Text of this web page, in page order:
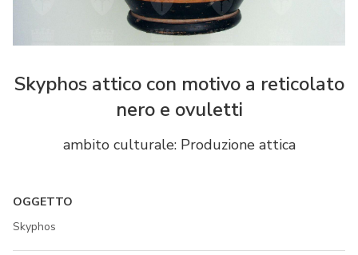
Skyphos attico con motivo a reticolato
nero e ovuletti
ambito culturale: Produzione attica
OGGETTO
Skyphos